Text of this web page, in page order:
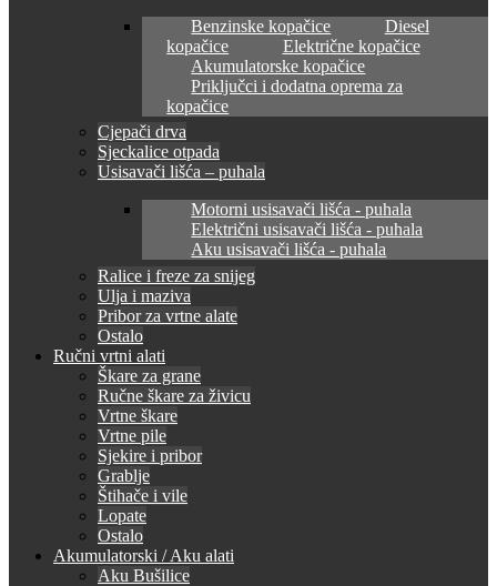
Benzinske kopačice
Diesel
kopačice
Električne kopačice
Akumulatorske kopačice
Priključci i dodatna oprema za
kopačice
Cjepači drva
Sjeckalice otpada
Usisavači lišća – puhala
Motorni usisavači lišća - puhala
Električni usisavači lišća - puhala
Aku usisavači lišća - puhala
Ralice i freze za snijeg
Ulja i maziva
Pribor za vrtne alate
Ostalo
Ručni vrtni alati
Škare za grane
Ručne škare za živicu
Vrtne škare
Vrtne pile
Sjekire i pribor
Grablje
Štihače i vile
Lopate
Ostalo
Akumulatorski / Aku alati
Aku Bušilice